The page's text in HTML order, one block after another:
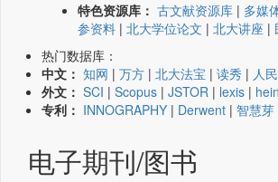
特色资源库： 古文献资源库 | 多媒
参资料 | 北大学位论文 | 北大讲座 |
热门数据库：
中文： 知网 | 万方 | 北大法宝 | 读秀 | 人
外文： SCI | Scopus | JSTOR | lexis |
专利： INNOGRAPHY | Derwent | 智慧芽
电子期刊/图书